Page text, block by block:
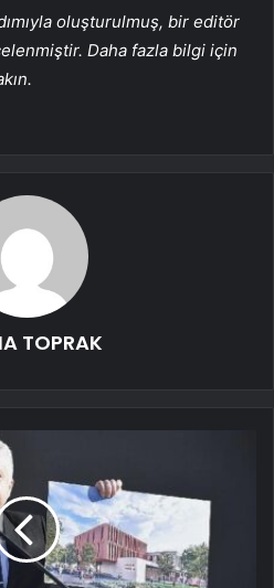
oluşturulmuş, bir editör
Daha fazla bilgi için
TOPRAK